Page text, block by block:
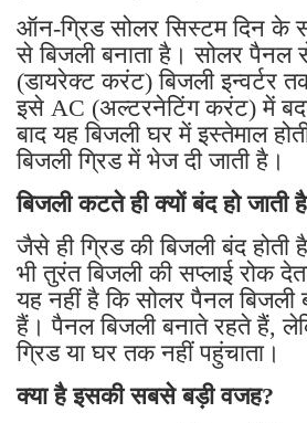
ऑन-ग्रिड सोलर सिस्टम दिन के
से बिजली बनाता है। सोलर पैनल
(डायरेक्ट करंट) बिजली इन्वर्टर
इसे AC (अल्टरनेटिंग करंट) में
बाद यह बिजली घर में इस्तेमाल
बिजली ग्रिड में भेज दी जाती है।
बिजली कटते ही क्यों बंद हो जाती
जैसे ही ग्रिड की बिजली बंद होती
भी तुरंत बिजली की सप्लाई रोक
यह नहीं है कि सोलर पैनल बिजली
हैं। पैनल बिजली बनाते रहते हैं,
ग्रिड या घर तक नहीं पहुंचाता।
क्या है इसकी सबसे बड़ी वजह?